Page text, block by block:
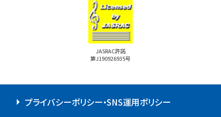
JASRAC許諾
第J190926935号
プライバシーポリシー・SNS運用ポリシー